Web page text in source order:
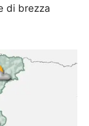
di brezza